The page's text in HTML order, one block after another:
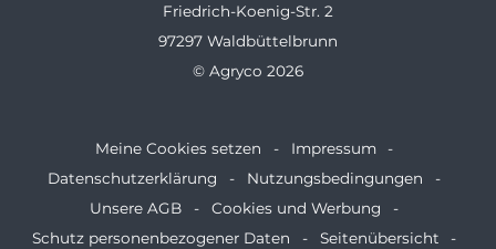
Friedrich-Koenig-Str. 2
97297 Waldbüttelbrunn
© Agryco 2026
Meine Cookies setzen
Impressum
Datenschutzerklärung
Nutzungsbedingungen
Unsere AGB
Cookies und Werbung
Schutz personenbezogener Daten
Seitenübersicht